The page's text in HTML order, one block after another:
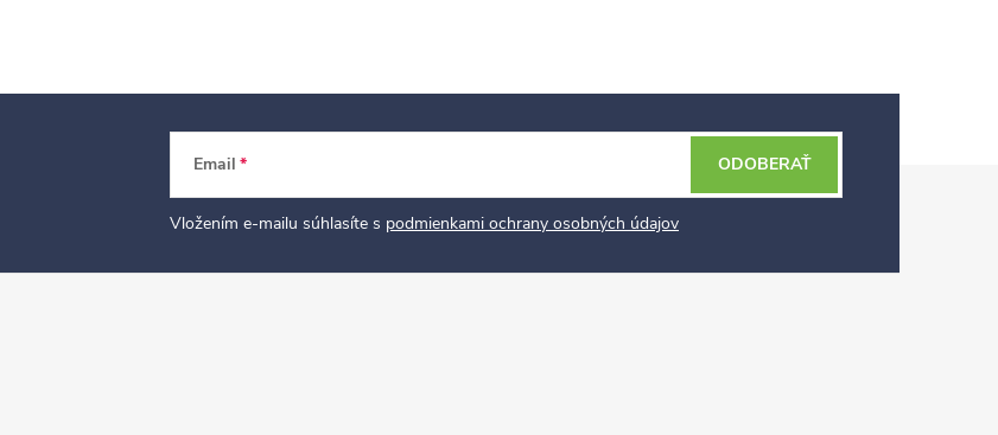
Email
Vložením e-mailu súhlasíte s podmienkami ochrany osobných údajov
ODOBERAŤ